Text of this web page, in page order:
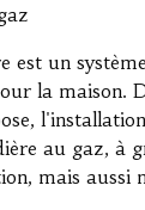
est un
la maison.
au gaz, à
mais aussi